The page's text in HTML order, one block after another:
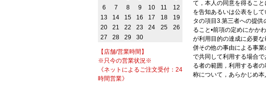
て，本人の同意を得るこ
を告知あるいは公表をし
タの項目3.第三者への提
ること•前項の定めにかか
が利用目的の達成に必要
併その他の事由による事
で共同して利用する場合
る者の範囲，利用する者
称について，あらかじめ
6
7 8 9 10 11
12
13
14 15 16 17 18
19
20
21 22 23 24 25
26
27
28 29 30
【店舗/営業時間】
※只今の営業状況※
《ネットによるご注文受付：24
時間営業》